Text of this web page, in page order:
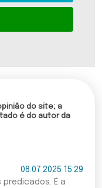
do site; a
é do autor da
08.07.2025 15:29
É a